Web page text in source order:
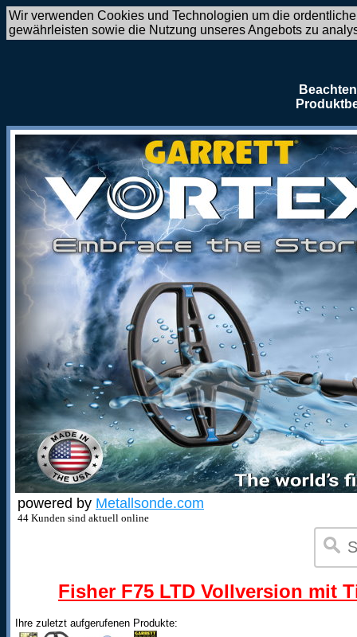
Wir verwenden Cookies und Technologien um die
gewährleisten sowie die Nutzung unseres Angebots zu
powered by Metallsonde.com
44 Kunden sind aktuell online
Fisher F75 LTD Vollversion mit
Ihre zuletzt aufgerufenen Produkte: